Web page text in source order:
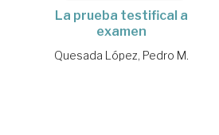
La prueba testifical a
examen
Quesada López, Pedro M.